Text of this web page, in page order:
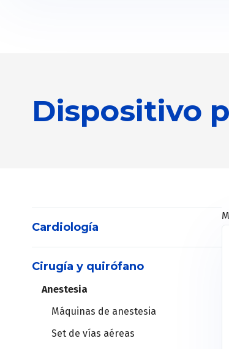
Dispositivo
Cardiología
Electrocardiógrafos
Holter
MAPA
Cirugía y quirófano
Anestesia
Máquinas de anestesia
Set de vías aéreas